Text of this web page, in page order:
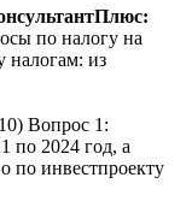
по налогу на
налогам: из
Вопрос 1:
по 2024 год, а
по инвестпроекту